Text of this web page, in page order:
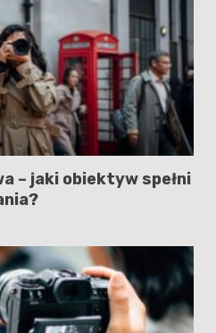
– jaki obiektyw spełni